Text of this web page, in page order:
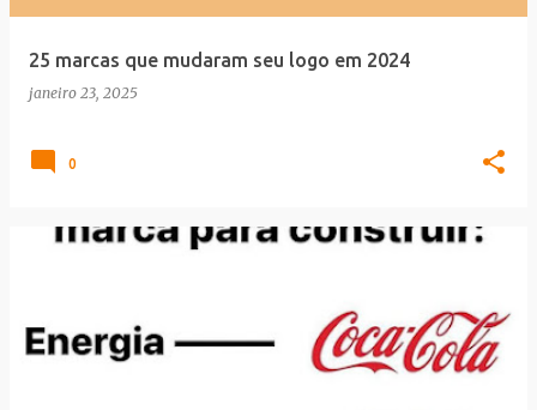
25 marcas que mudaram seu logo em 2024
janeiro 23, 2025
0